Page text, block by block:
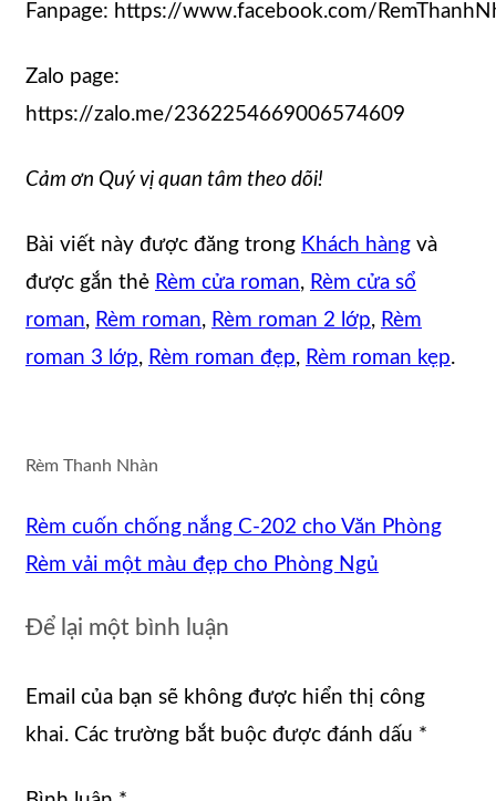
Fanpage: https://www.facebook.com/
Zalo page:
https://zalo.me/2362254669006574609
Cảm ơn Quý vị quan tâm theo dõi!
Bài viết này được đăng trong Khách hàng và
được gắn thẻ Rèm cửa roman, Rèm cửa sổ
roman, Rèm roman, Rèm roman 2 lớp, Rèm
roman 3 lớp, Rèm roman đẹp, Rèm roman kẹp.
Rèm Thanh Nhàn
Rèm cuốn chống nắng C-202 cho Văn Phòng
Rèm vải một màu đẹp cho Phòng Ngủ
Để lại một bình luận
Email của bạn sẽ không được hiển thị công
khai. Các trường bắt buộc được đánh dấu *